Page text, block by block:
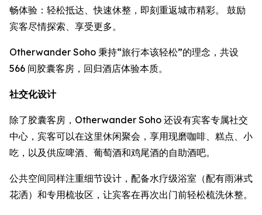
畅体验：轻松抵达、快速休整，即刻重返城市精彩。 鼓励
宾客尽情探索、享受更多。
Otherwander Soho 秉持“旅行本该轻松”的理念，共设
566 间胶囊客房，回归酒店体验本质。
社交化设计
除了胶囊客房，Otherwander Soho 还设有宾客专属社交
中心，宾客可以在这里休闲聚会，享用现磨咖啡、糕点、小
吃，以及供应啤酒、葡萄酒和鸡尾酒的自助酒吧。
公共空间同样注重细节设计，配备水疗级浴室（配有雨淋式
花洒）和专用梳妆区，让宾客在再次出门前轻松梳洗休整。